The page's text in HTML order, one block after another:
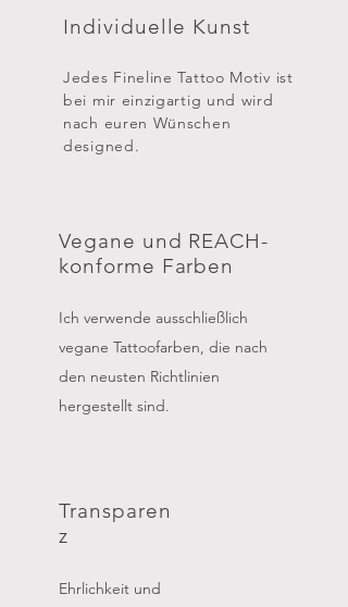
Individuelle Kunst
Jedes Fineline Tattoo Motiv ist
bei mir einzigartig und wird
nach euren Wünschen
designed.
Vegane und REACH-
konforme Farben
Ich verwende ausschließlich
vegane Tattoofarben, die nach
den neusten Richtlinien
hergestellt sind.
Transparen
z
Ehrlichkeit und